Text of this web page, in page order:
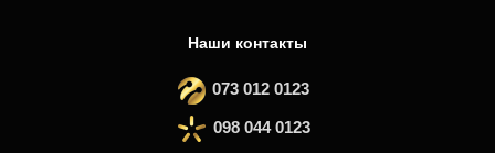
Наши контакты
073 012 0123
098 044 0123